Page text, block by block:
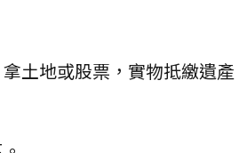
拿土地或股票，實物抵繳遺產